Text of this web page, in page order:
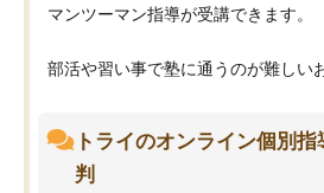
マンツーマン指導が受講できます。
部活や習い事で塾に通うのが難しいお
トライのオンライン個別
判